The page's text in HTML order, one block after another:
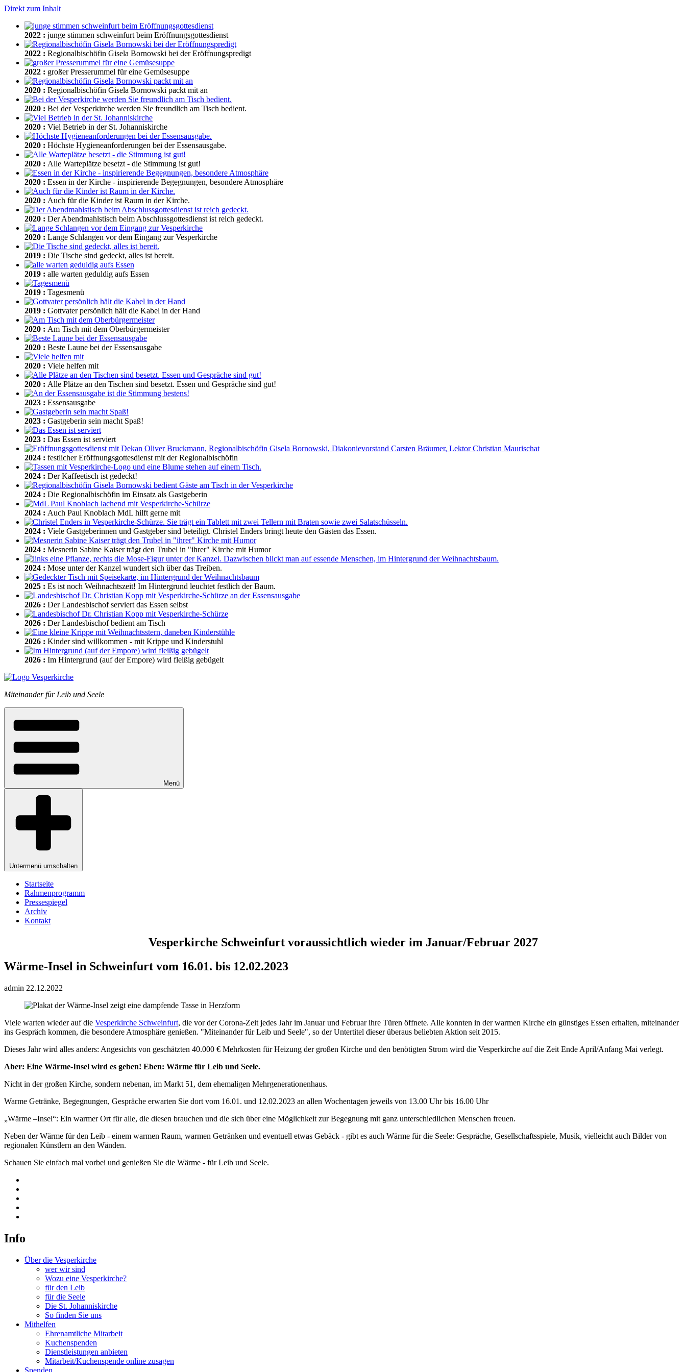
Direkt zum Inhalt
2022 : junge stimmen schweinfurt beim Eröffnungsgottesdienst
2022 : Regionalbischöfin Gisela Bornowski bei der Eröffnungspredigt
2022 : großer Presserummel für eine Gemüsesuppe
2020 : Regionalbischöfin Gisela Bornowski packt mit an
2020 : Bei der Vesperkirche werden Sie freundlich am Tisch bedient.
2020 : Viel Betrieb in der St. Johanniskirche
2020 : Höchste Hygieneanforderungen bei der Essensausgabe.
2020 : Alle Warteplätze besetzt - die Stimmung ist gut!
2020 : Essen in der Kirche - inspirierende Begegnungen, besondere Atmosphäre
2020 : Auch für die Kinder ist Raum in der Kirche.
2020 : Der Abendmahlstisch beim Abschlussgottesdienst ist reich gedeckt.
2020 : Lange Schlangen vor dem Eingang zur Vesperkirche
2019 : Die Tische sind gedeckt, alles ist bereit.
2019 : alle warten geduldig aufs Essen
2019 : Tagesmenü
2019 : Gottvater persönlich hält die Kabel in der Hand
2020 : Am Tisch mit dem Oberbürgermeister
2020 : Beste Laune bei der Essensausgabe
2020 : Viele helfen mit
2020 : Alle Plätze an den Tischen sind besetzt. Essen und Gespräche sind gut!
2023 : Essensausgabe
2023 : Gastgeberin sein macht Spaß!
2023 : Das Essen ist serviert
2024 : festlicher Eröffnungsgottesdienst mit der Regionalbischöfin
2024 : Der Kaffeetisch ist gedeckt!
2024 : Die Regionalbischöfin im Einsatz als Gastgeberin
2024 : Auch Paul Knoblach MdL hilft gerne mit
2024 : Viele Gastgeberinnen und Gastgeber sind beteiligt. Christel Enders bringt heute den Gästen das Essen.
2024 : Mesnerin Sabine Kaiser trägt den Trubel in "ihrer" Kirche mit Humor
2024 : Mose unter der Kanzel wundert sich über das Treiben.
2025 : Es ist noch Weihnachtszeit! Im Hintergrund leuchtet festlich der Baum.
2026 : Der Landesbischof serviert das Essen selbst
2026 : Der Landesbischof bedient am Tisch
2026 : Kinder sind willkommen - mit Krippe und Kinderstuhl
2026 : Im Hintergrund (auf der Empore) wird fleißig gebügelt
Miteinander für Leib und Seele
Menü
Untermenü umschalten
Startseite
Rahmenprogramm
Pressespiegel
Archiv
Kontakt
Vesperkirche Schweinfurt voraussichtlich wieder im Januar/Februar 2027
Wärme-Insel in Schweinfurt vom 16.01. bis 12.02.2023
admin 22.12.2022
Viele warten wieder auf die Vesperkirche Schweinfurt, die vor der Corona-Zeit jedes Jahr im Januar und Februar ihre Türen öffnete. Alle konnten in der warmen Kirche ein günstiges Essen erhalten, miteinander
ins Gespräch kommen, die besondere Atmosphäre genießen. "Miteinander für Leib und Seele", so der Untertitel dieser überaus beliebten Aktion seit 2015.
Dieses Jahr wird alles anders: Angesichts von geschätzten 40.000 € Mehrkosten für Heizung der großen Kirche und den benötigten Strom wird die Vesperkirche auf die Zeit Ende April/Anfang Mai verlegt.
Aber: Eine Wärme-Insel wird es geben! Eben: Wärme für Leib und Seele.
Nicht in der großen Kirche, sondern nebenan, im Markt 51, dem ehemaligen Mehrgenerationenhaus.
Warme Getränke, Begegnungen, Gespräche erwarten Sie dort vom 16.01. und 12.02.2023 an allen Wochentagen jeweils von 13.00 Uhr bis 16.00 Uhr
„Wärme –Insel“: Ein warmer Ort für alle, die diesen brauchen und die sich über eine Möglichkeit zur Begegnung mit ganz unterschiedlichen Menschen freuen.
Neben der Wärme für den Leib - einem warmen Raum, warmen Getränken und eventuell etwas Gebäck - gibt es auch Wärme für die Seele: Gespräche, Gesellschaftsspiele, Musik, vielleicht auch Bilder von
regionalen Künstlern an den Wänden.
Schauen Sie einfach mal vorbei und genießen Sie die Wärme - für Leib und Seele.
Info
Über die Vesperkirche
wer wir sind
Wozu eine Vesperkirche?
für den Leib
für die Seele
Die St. Johanniskirche
So finden Sie uns
Mithelfen
Ehrenamtliche Mitarbeit
Kuchenspenden
Dienstleistungen anbieten
Mitarbeit/Kuchenspende online zusagen
Spenden